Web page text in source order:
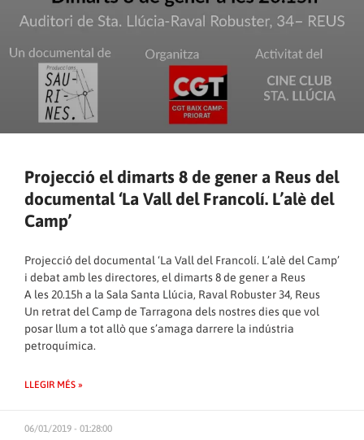
Projecció el dimarts 8 de gener a Reus del
documental ‘La Vall del Francolí. L’alè del
Camp’
Projecció del documental ‘La Vall del Francolí. L’alè del Camp’
i debat amb les directores, el dimarts 8 de gener a Reus
A les 20.15h a la Sala Santa Llúcia, Raval Robuster 34, Reus
Un retrat del Camp de Tarragona dels nostres dies que vol
posar llum a tot allò que s’amaga darrere la indústria
petroquímica.
LLEGIR MÉS »
06/01/2019 - 01:28:00